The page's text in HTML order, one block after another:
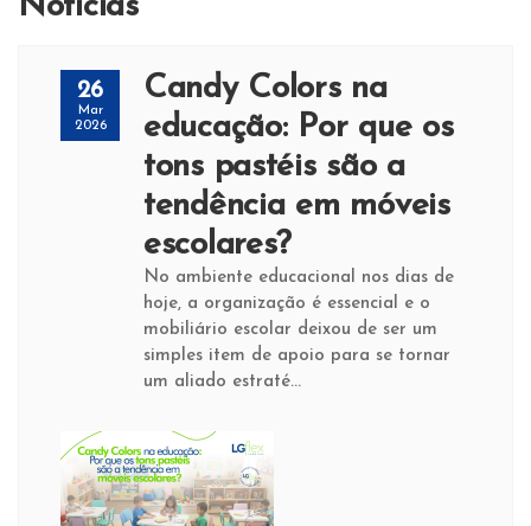
Noticias
26
Mar
2026
Candy Colors na
educação: Por que os
tons pastéis são a
tendência em móveis
escolares?
No ambiente educacional nos dias de
hoje, a organização é essencial e o
mobiliário escolar deixou de ser um
simples item de apoio para se tornar
um aliado estraté...